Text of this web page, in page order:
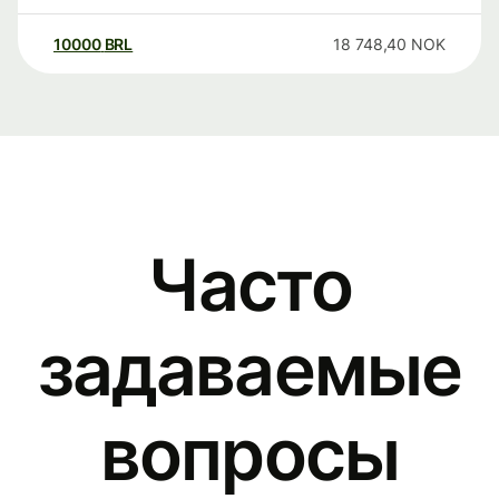
10000 BRL 18 748,40 NOK
Часто
задаваемые
вопросы